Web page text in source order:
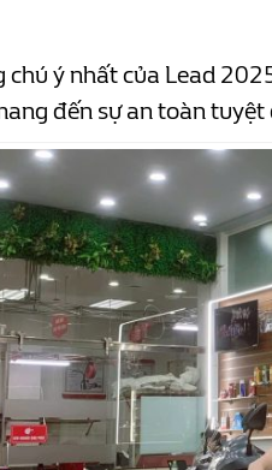
ý nhất của Lead
đến sự an toàn